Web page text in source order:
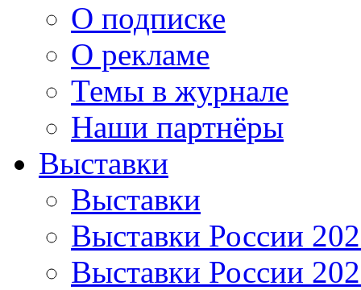
О подписке
О рекламе
Темы в журнале
Наши партнёры
Выставки
Выставки
Выставки России
Выставки России